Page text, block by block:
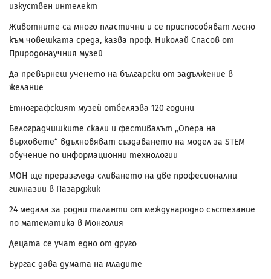
изкуствен интелект
Животните са много пластични и се приспособяват лесно
към човешката среда, казва проф. Николай Спасов от
Природонаучния музей
Да превърнеш ученето на български от задължение в
желание
Етнографският музей отбелязва 120 години
Белоградчишките скали и фестивалът „Опера на
върховете“ вдъхновяват създаването на модел за STEM
обучение по информационни технологии
МОН ще преразгледа сливането на две професионални
гимназии в Пазарджик
24 медала за родни таланти от международно състезание
по математика в Монголия
Децата се учат едно от друго
Бургас дава думата на младите